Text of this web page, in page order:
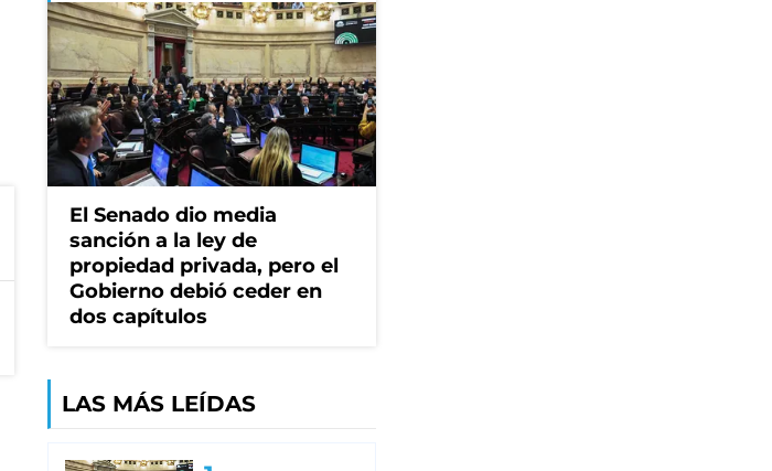
El Senado dio media
sanción a la ley de
propiedad privada, pero el
Gobierno debió ceder en
dos capítulos
LAS MÁS LEÍDAS